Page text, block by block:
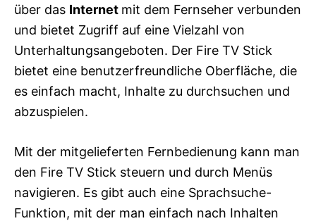
über das Internet mit dem Fernseher verbunden
und bietet Zugriff auf eine Vielzahl von
Unterhaltungsangeboten. Der Fire TV Stick
bietet eine benutzerfreundliche Oberfläche, die
es einfach macht, Inhalte zu durchsuchen und
abzuspielen.
Mit der mitgelieferten Fernbedienung kann man
den Fire TV Stick steuern und durch Menüs
navigieren. Es gibt auch eine Sprachsuche-
Funktion, mit der man einfach nach Inhalten